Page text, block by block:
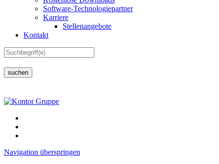
Software-Technologiepartner
Karriere
Stellenangebote
Kontakt
suchen
Navigation überspringen